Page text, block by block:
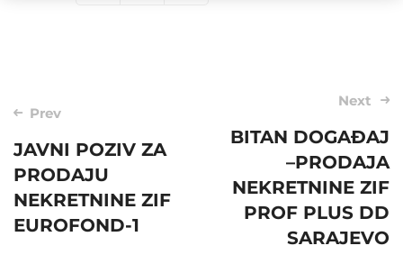
Post
Prev
JAVNI POZIV ZA
PRODAJU
NEKRETNINE ZIF
EUROFOND-1
Next
BITAN DOGAĐAJ
–PRODAJA
NEKRETNINE ZIF
PROF PLUS DD
SARAJEVO